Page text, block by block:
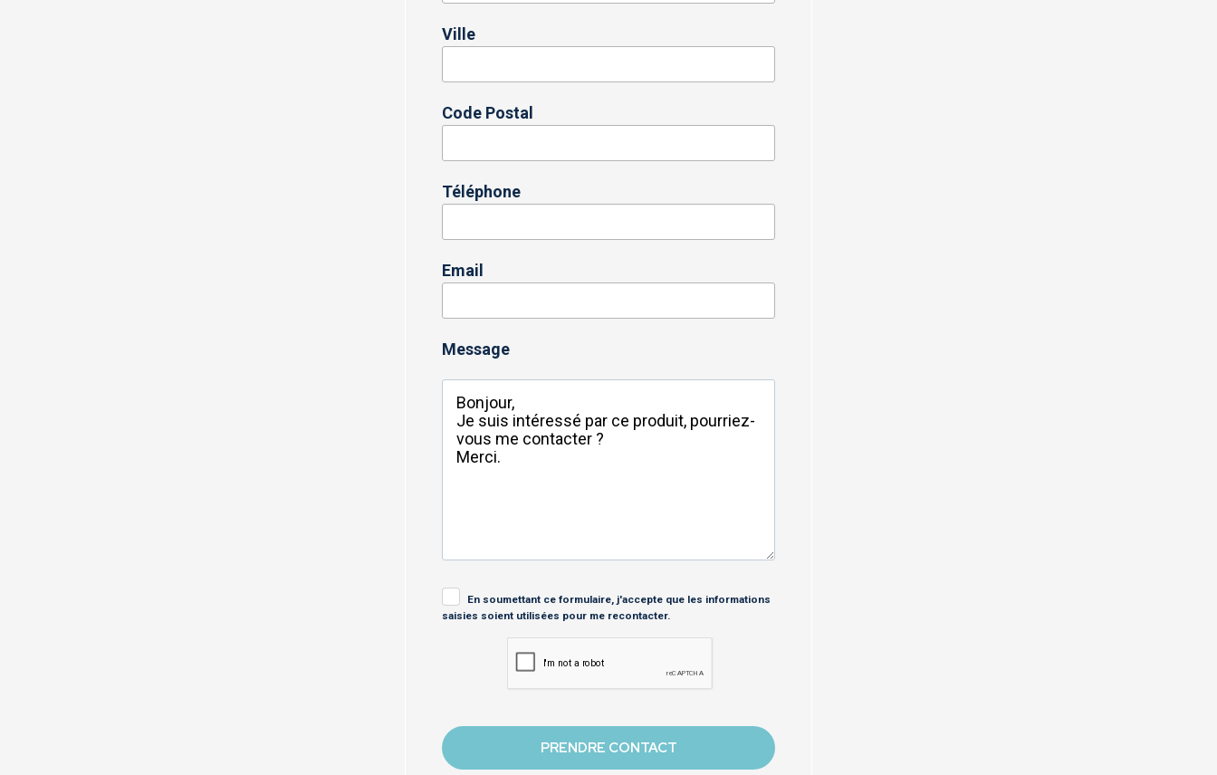
Ville
Code Postal
Téléphone
Email
Message
En soumettant ce formulaire, j'accepte que les informations
saisies soient utilisées pour me recontacter.